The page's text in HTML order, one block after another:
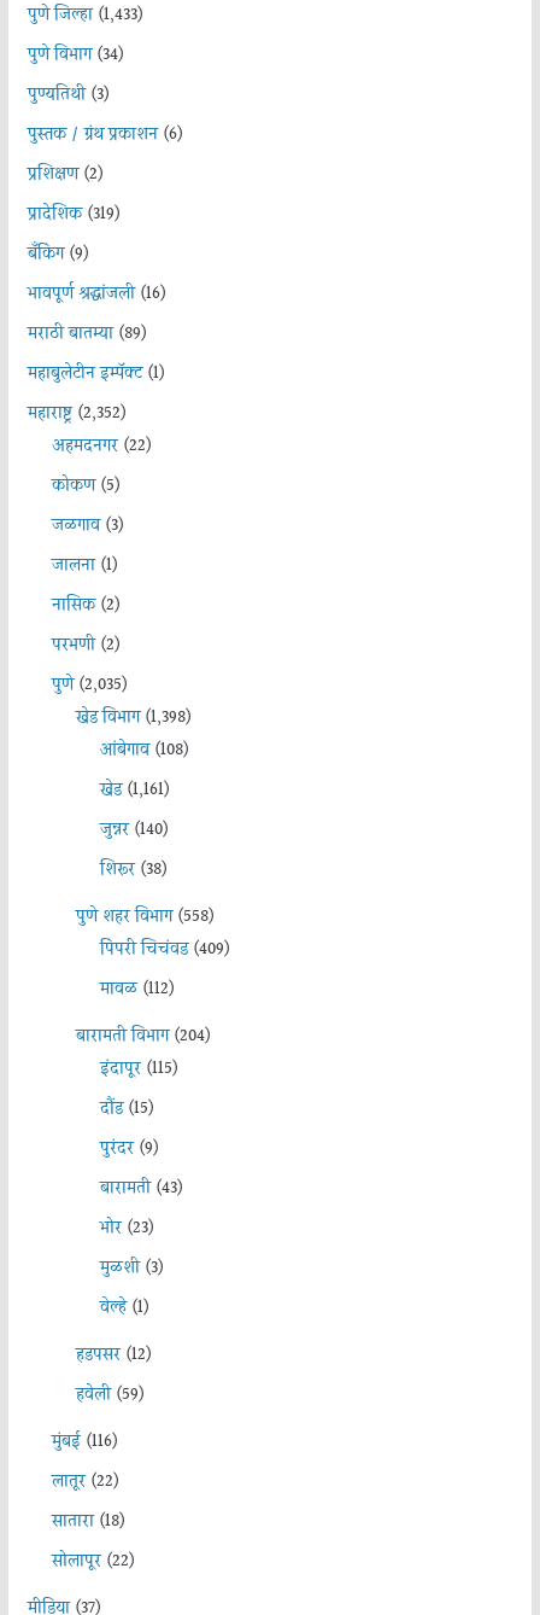
पुणे जिल्हा(1,433)
पुणे विभाग(34)
पुण्यतिथी(3)
पुस्तक / ग्रंथ प्रकाशन(6)
प्रशिक्षण(2)
प्रादेशिक(319)
बँकिंग(9)
भावपूर्ण श्रद्धांजली(16)
मराठी बातम्या(89)
महाबुलेटीन इम्पॅक्ट(1)
महाराष्ट्र(2,352)
अहमदनगर(22)
कोकण(5)
जळगाव(3)
जालना(1)
नासिक(2)
परभणी(2)
पुणे(2,035)
खेड विभाग(1,398)
आंबेगाव(108)
खेड(1,161)
जुन्नर(140)
शिरूर(38)
पुणे शहर विभाग(558)
पिंपरी चिचंवड(409)
मावळ(112)
बारामती विभाग(204)
इंदापूर(115)
दौंड(15)
पुरंदर(9)
बारामती(43)
भोर(23)
मुळशी(3)
वेल्हे(1)
हडपसर(12)
हवेली(59)
मुंबई(116)
लातूर(22)
सातारा(18)
सोलापूर(22)
मीडिया(37)